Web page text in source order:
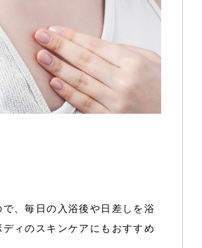
、毎日の入浴後や日差しを浴
ィのスキンケアにもおすすめ